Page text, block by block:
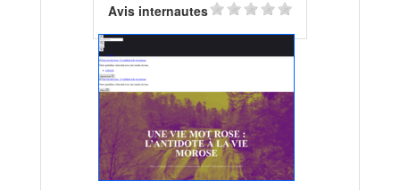
Avis internautes